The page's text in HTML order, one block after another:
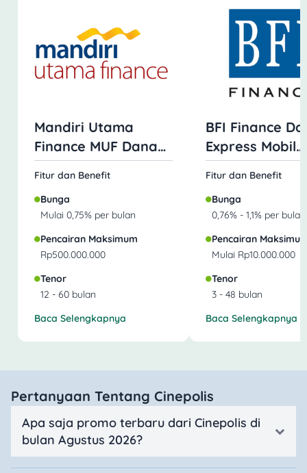
Mandiri Utama
Finance MUF Dana
Mobil
Fitur dan Benefit
Bunga
Mulai 0,75% per bulan
Pencairan Maksimum
Rp500.000.000
Tenor
12 - 60 bulan
Baca Selengkapnya
BFI Finance
Express Mobil
Jaminan BPKB
Fitur dan Benefit
Bunga
0,76% - 1,1% per bulan
Pencairan
Mulai Rp10.000.000
Tenor
3 - 48 bulan
Baca Selengkapnya
Pertanyaan Tentang Cinepolis
Apa saja promo terbaru dari Cinepolis di
bulan Agustus 2026?